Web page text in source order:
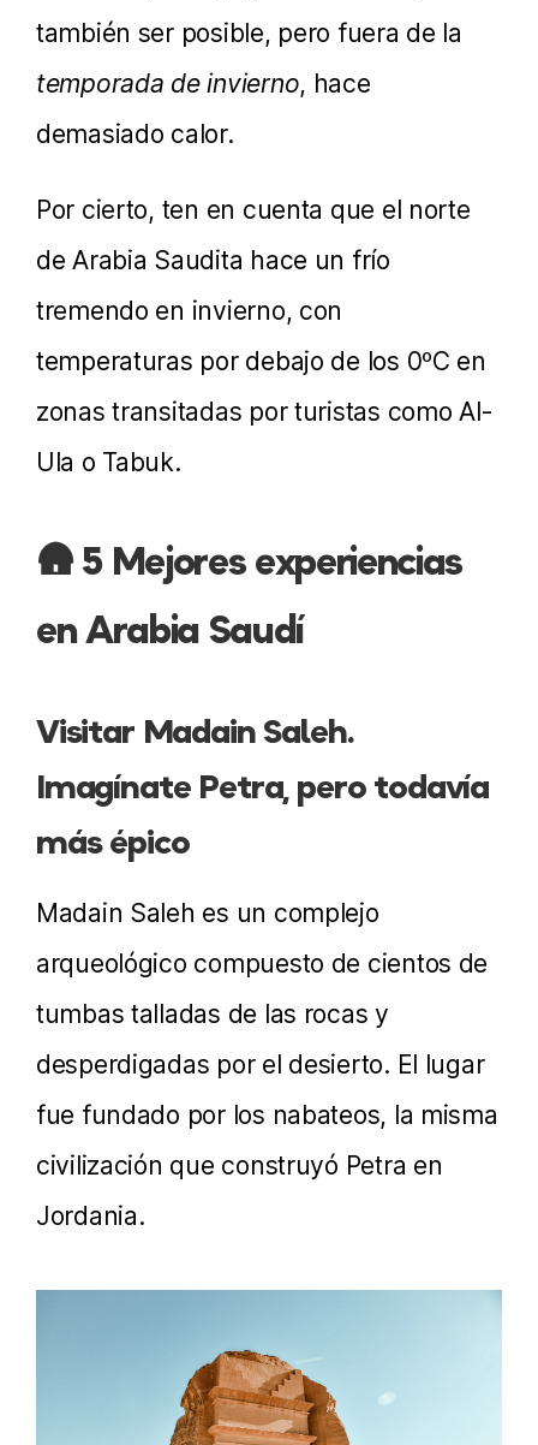
también ser posible, pero fuera de la
temporada de invierno, hace
demasiado calor.
Por cierto, ten en cuenta que el norte
de Arabia Saudita hace un frío
tremendo en invierno, con
temperaturas por debajo de los 0ºC en
zonas transitadas por turistas como Al-
Ula o Tabuk.
🛖 5 Mejores experiencias
en Arabia Saudí
Visitar Madain Saleh.
Imagínate Petra, pero todavía
más épico
Madain Saleh es un complejo
arqueológico compuesto de cientos de
tumbas talladas de las rocas y
desperdigadas por el desierto. El lugar
fue fundado por los nabateos, la misma
civilización que construyó Petra en
Jordania.